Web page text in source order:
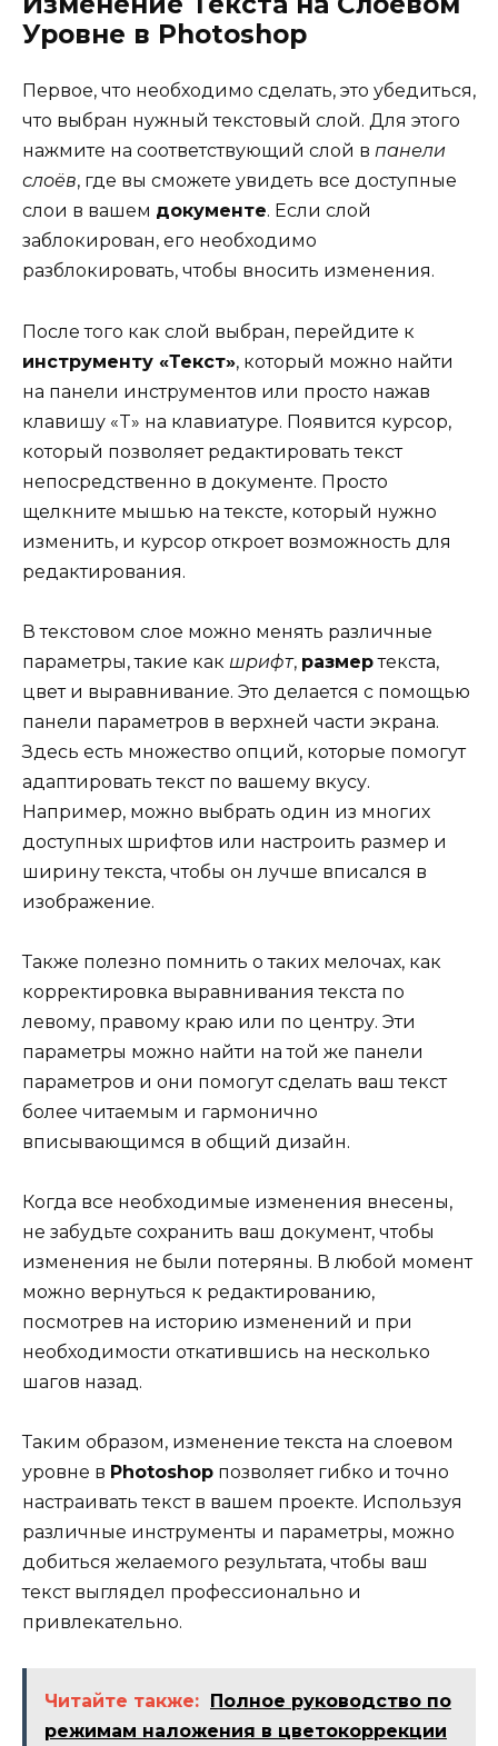
Уровне в Photoshop
Первое, что необходимо сделать, это убедиться,
что выбран нужный текстовый слой. Для этого
нажмите на соответствующий слой в панели
слоёв, где вы сможете увидеть все доступные
слои в вашем документе. Если слой
заблокирован, его необходимо
разблокировать, чтобы вносить изменения.
После того как слой выбран, перейдите к
инструменту «Текст», который можно найти
на панели инструментов или просто нажав
клавишу «T» на клавиатуре. Появится курсор,
который позволяет редактировать текст
непосредственно в документе. Просто
щелкните мышью на тексте, который нужно
изменить, и курсор откроет возможность для
редактирования.
В текстовом слое можно менять различные
параметры, такие как шрифт, размертекста,
цвет и выравнивание. Это делается с помощью
панели параметров в верхней части экрана.
Здесь есть множество опций, которые помогут
адаптировать текст по вашему вкусу.
Например, можно выбрать один из многих
доступных шрифтов или настроить размер и
ширину текста, чтобы он лучше вписался в
изображение.
Также полезно помнить о таких мелочах, как
корректировка выравнивания текста по
левому, правому краю или по центру. Эти
параметры можно найти на той же панели
параметров и они помогут сделать ваш текст
более читаемым и гармонично
вписывающимся в общий дизайн.
Когда все необходимые изменения внесены,
не забудьте сохранить ваш документ, чтобы
изменения не были потеряны. В любой момент
можно вернуться к редактированию,
посмотрев на историю изменений и при
необходимости откатившись на несколько
шагов назад.
Таким образом, изменение текста на слоевом
уровне в Photoshop позволяет гибко и точно
настраивать текст в вашем проекте. Используя
различные инструменты и параметры, можно
добиться желаемого результата, чтобы ваш
текст выглядел профессионально и
привлекательно.
Читайте также: Полное руководство по
режимам наложения в цветокоррекции